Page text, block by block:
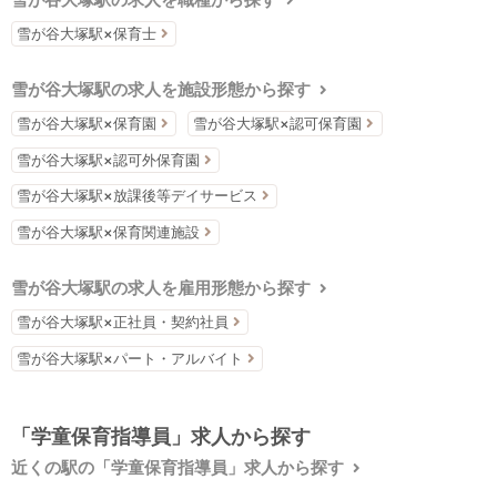
雪が谷大塚駅×保育士
雪が谷大塚駅の求人を施設形態から探す
雪が谷大塚駅×保育園 雪が谷大塚駅×認可保育園
雪が谷大塚駅×認可外保育園
雪が谷大塚駅×放課後等デイサービス
雪が谷大塚駅×保育関連施設
雪が谷大塚駅の求人を雇用形態から探す
雪が谷大塚駅×正社員・契約社員
雪が谷大塚駅×パート・アルバイト
「学童保育指導員」求人から探す
近くの駅の「学童保育指導員」求人から探す